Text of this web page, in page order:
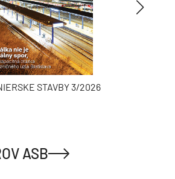
STAVBY 3/2026
ASB